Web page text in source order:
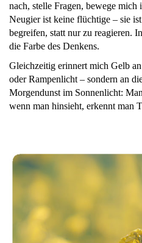
nach, stelle Fragen, bewege
Neugier ist keine flüchtige – sie
begreifen, statt nur zu reagieren.
die Farbe des Denkens.
Gleichzeitig erinnert mich Gelb
oder Rampenlicht – sondern an
Morgendunst im Sonnenlicht:
wenn man hinsieht, erkennt man